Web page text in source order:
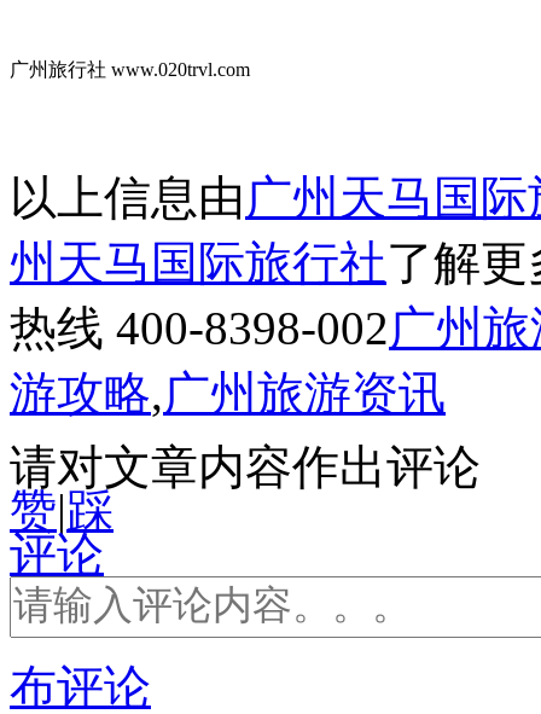
广州旅行社 www.020trvl.com
以上信息由广州天马国
州天马国际旅行社了解
热线 400-8398-002广州
游攻略,广州旅游资讯
请对文章内容作出评论
赞|踩
评论
布评论